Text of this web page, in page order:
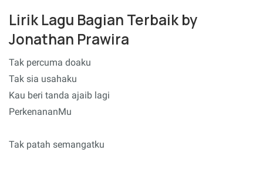
Lirik Lagu Bagian Terbaik by
Jonathan Prawira
Tak percuma doaku
Tak sia usahaku
Kau beri tanda ajaib lagi
PerkenananMu
Tak patah semangatku